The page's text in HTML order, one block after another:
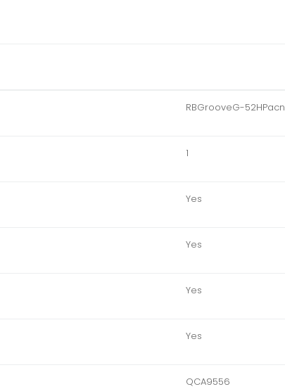
RBGrooveG-52HPacn
1
Yes
Yes
Yes
Yes
QCA9556